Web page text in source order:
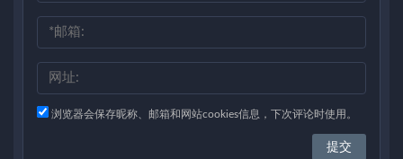
浏览器会保存昵称、邮箱和网站cookies信息，下次评论时使用。